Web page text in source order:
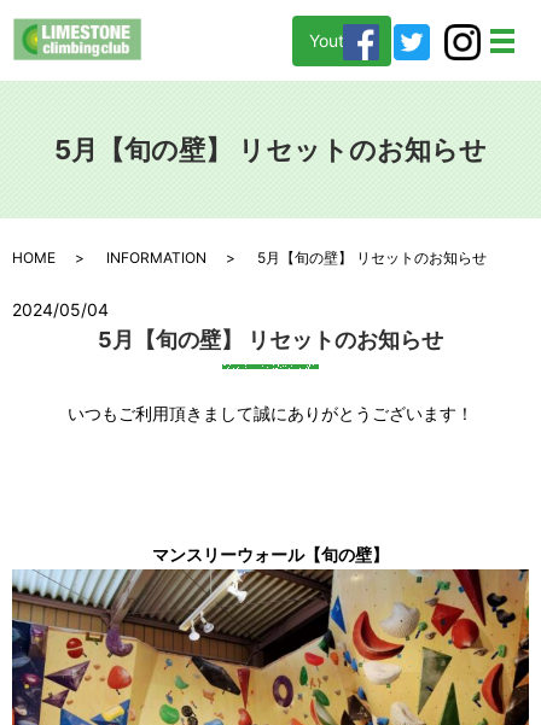
メ
Youtube
5月【旬の壁】 リセットのお知らせ
HOME INFORMATION 5月【旬の壁】 リセットのお知らせ
2024/05/04
5月【旬の壁】 リセットのお知らせ
いつもご利用頂きまして誠にありがとうございます！
マンスリーウォール【旬の壁】